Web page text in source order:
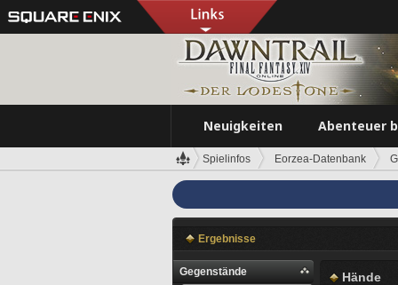
Neuigkeiten Abenteuer
Spielinfos Eorzea-Datenbank
Ergebnisse
Gegenstände
Hände